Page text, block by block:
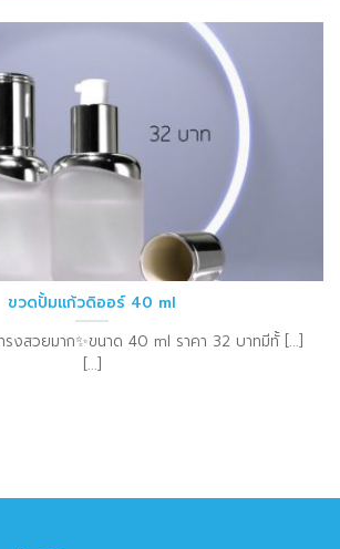
ขวดปั้มแก้วดิออร์ 40 ml
งสวยมาก✨ขนาด 40 ml ราคา 32 บาทมีทั้ [...]
[...]